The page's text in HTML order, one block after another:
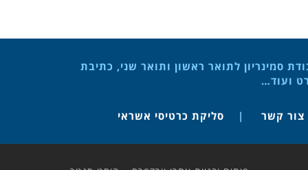
סמינריון לתואר ראשון ותואר שני, כתיבת
ועוד…
צור קשר סליקת כרטיסי אשראי